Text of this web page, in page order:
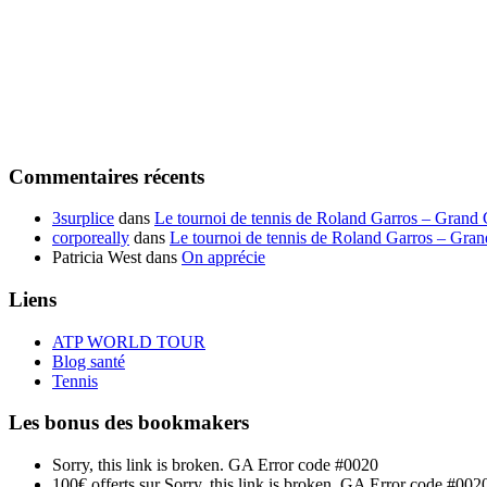
Commentaires récents
3surplice dans Le tournoi de tennis de Roland Garros – Grand
corporeally dans Le tournoi de tennis de Roland Garros –
Patricia West dans On apprécie
Liens
ATP WORLD TOUR
Blog santé
Tennis
Les bonus des bookmakers
Sorry, this link is broken. GA Error code #0020